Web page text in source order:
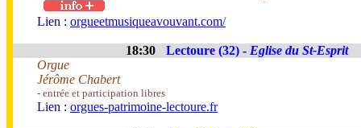
Lien : orgueetmusiqueavouvant.com/
18:30 Lectoure (32) - Eglise du St-Esprit
Orgue
Jérôme Chabert
- entrée et participation libres
Lien : orgues-patrimoine-lectoure.fr